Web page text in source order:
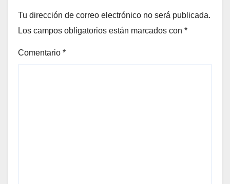
Tu dirección de correo electrónico no será publicada.
Los campos obligatorios están marcados con *
Comentario *